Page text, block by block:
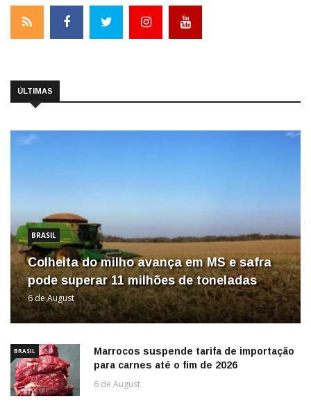
ÚLTIMAS
BRASIL
Colheita do milho avança em MS e safra
pode superar 11 milhões de toneladas
6 de August
BRASIL
Marrocos suspende tarifa de importação
para carnes até o fim de 2026
6 de August